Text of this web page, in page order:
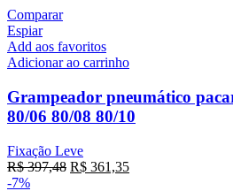
Comparar
Espiar
Add aos favoritos
Adicionar ao carrinho
Grampeador pneumático
80/06 80/08 80/10
Fixação Leve
R$397,48 R$ 361,35
-7%